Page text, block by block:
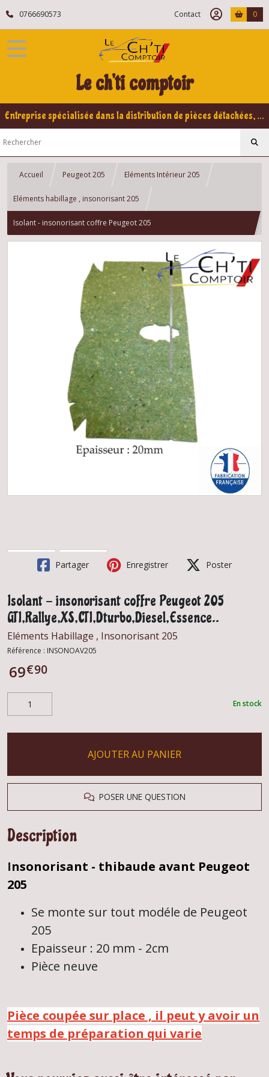
0766690573 Contact 0
Le ch'ti comptoir
Entreprise spécialisée dans la distribution de pièces détachées, refabrication pour voitures Yountimers Peugeot 205 GTI, 309 GTI - GTI16
Accueil Peugeot 205 Eléments Intérieur 205
Eléments habillage , insonorisant 205
Isolant - insonorisant coffre Peugeot 205
Partager Enregistrer Poster
Isolant - insonorisant coffre Peugeot 205
GTI,Rallye,XS,CTI,Dturbo,Diesel,Essence..
Eléments Habillage , Insonorisant 205
Référence : INSONOAV205
69€90
En stock
AJOUTER AU PANIER
POSER UNE QUESTION
Description
Insonorisant - thibaude avant Peugeot
205
Se monte sur tout modéle de Peugeot
205
Epaisseur : 20 mm - 2cm
Pièce neuve
Pièce coupée sur place , il peut y avoir un
temps de préparation qui varie